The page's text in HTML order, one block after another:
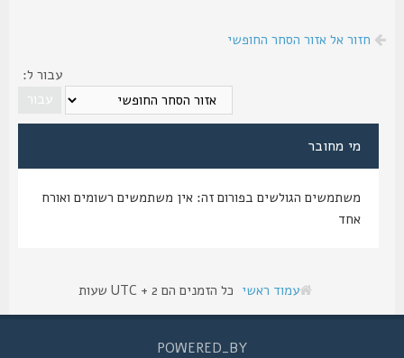
חזור אל אזור הסחר החופשי
עבור ל:
מי מחובר
משתמשים הגולשים בפורום זה: אין משתמשים רשומים ואורח
עמוד ראשי כל הזמנים הם UTC + 2 שעות
POWERED_BY